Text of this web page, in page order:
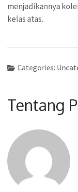
menjadikannya
kelas atas.
Categories:
Tentang